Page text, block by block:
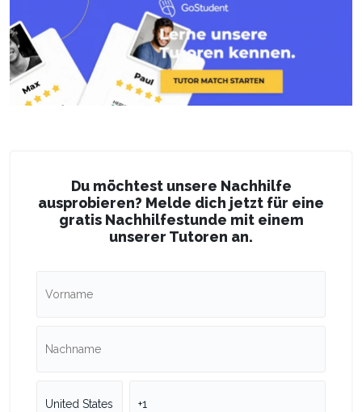
Du möchtest unsere Nachhilfe
ausprobieren? Melde dich jetzt für eine
gratis Nachhilfestunde mit einem
unserer Tutoren an.